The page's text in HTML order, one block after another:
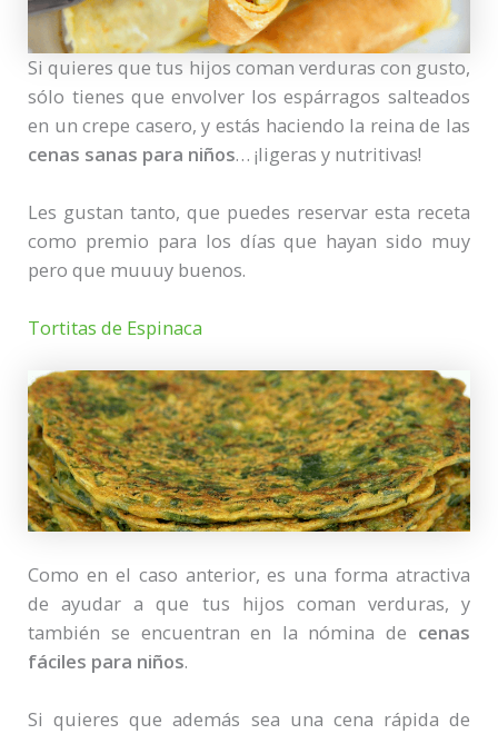
Si quieres que tus hijos coman verduras con gusto,
sólo tienes que envolver los espárragos salteados
en un crepe casero, y estás haciendo la reina de las
cenas sanas para niños… ¡ligeras y nutritivas!
Les gustan tanto, que puedes reservar esta receta
como premio para los días que hayan sido muy
pero que muuuy buenos.
Tortitas de Espinaca
Como en el caso anterior, es una forma atractiva
de ayudar a que tus hijos coman verduras, y
también se encuentran en la nómina de cenas
fáciles para niños.
Si quieres que además sea una cena rápida de